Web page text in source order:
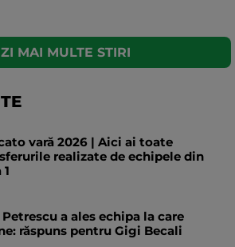
MAI MULTE STIRI
vară 2026 | Aici ai toate
realizate de echipele din
Petrescu a ales echipa la care
răspuns pentru Gigi Becali